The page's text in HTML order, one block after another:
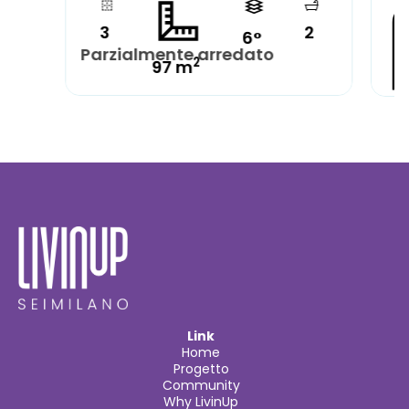
Parzialmente arredato
3
97 m2
6° 2
Link
Home
Progetto
Community
Why LivinUp